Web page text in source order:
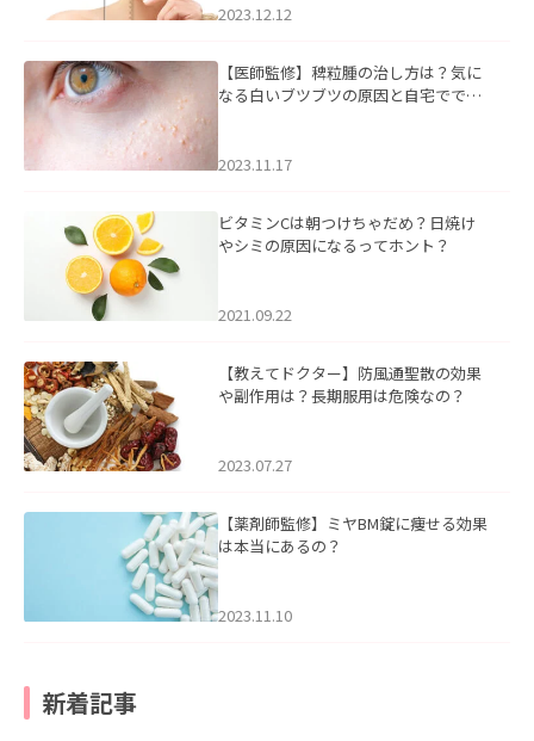
2023.12.12
【医師監修】稗粒腫の治し方は？気に
なる白いブツブツの原因と自宅ででき
2023.11.17
ビタミンCは朝つけちゃだめ？日焼け
やシミの原因になるってホント？
2021.09.22
【教えてドクター】防風通聖散の効果
や副作用は？長期服用は危険なの？
2023.07.27
【薬剤師監修】ミヤBM錠に痩せる効果
は本当にあるの？
2023.11.10
新着記事